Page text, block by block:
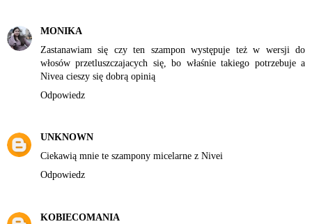
MONIKA
Zastanawiam się czy ten szampon występuje też w wersji do
włosów przetluszczajacych się, bo właśnie takiego potrzebuje a
Nivea cieszy się dobrą opinią
Odpowiedz
UNKNOWN
Ciekawią mnie te szampony micelarne z Nivei
Odpowiedz
KOBIECOMANIA